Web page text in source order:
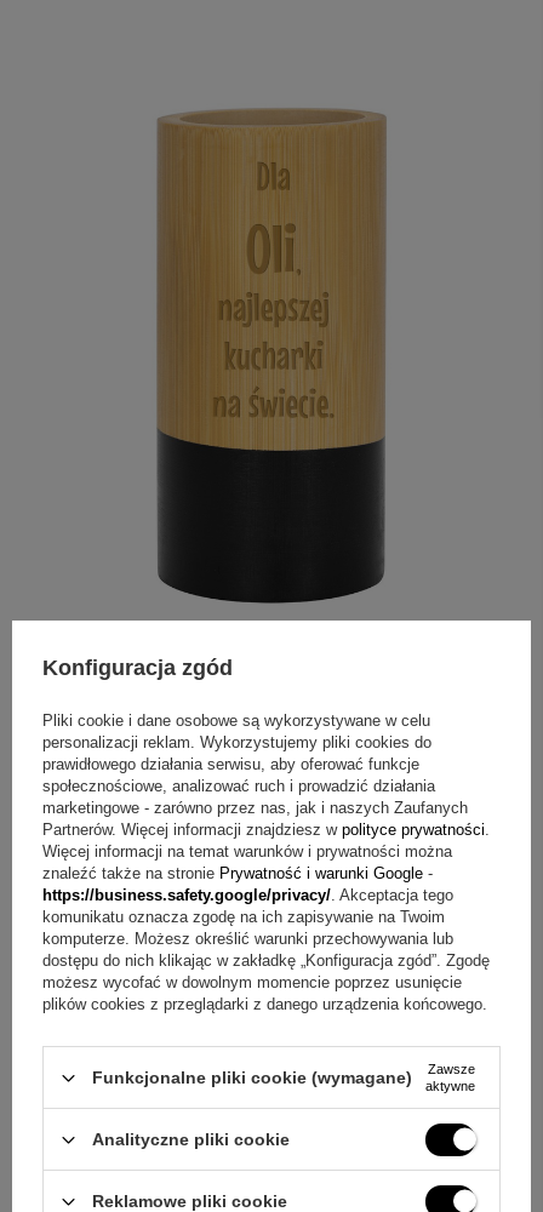
ZAPYTAJ O PRODUKT
Jeżeli powyższy opis jest dla Ciebie niewystarczający, prześlij nam
swoje pytanie odnośnie tego produktu. Postaramy się odpowiedzieć tak
szybko jak tylko będzie to możliwe.Dane są przetwarzane zgodnie z
polityką prywatności . Przesyłając je, akceptujesz jej postanowienia.
E-mail
Pytanie
Wyślij
Konfiguracja zgód
Pliki cookie i dane osobowe są wykorzystywane w celu
personalizacji reklam. Wykorzystujemy pliki cookies do
prawidłowego działania serwisu, aby oferować funkcje
społecznościowe, analizować ruch i prowadzić działania
marketingowe - zarówno przez nas, jak i naszych Zaufanych
Partnerów. Więcej informacji znajdziesz w polityce prywatności.
Więcej informacji na temat warunków i prywatności można
znaleźć także na stronie Prywatność i warunki Google -
https://business.safety.google/privacy/. Akceptacja tego
komunikatu oznacza zgodę na ich zapisywanie na Twoim
komputerze. Możesz określić warunki przechowywania lub
dostępu do nich klikając w zakładkę „Konfiguracja zgód”. Zgodę
możesz wycofać w dowolnym momencie poprzez usunięcie
plików cookies z przeglądarki z danego urządzenia końcowego.
Funkcjonalne pliki cookie (wymagane)
Zawsze
aktywne
Analityczne pliki cookie
Reklamowe pliki cookie